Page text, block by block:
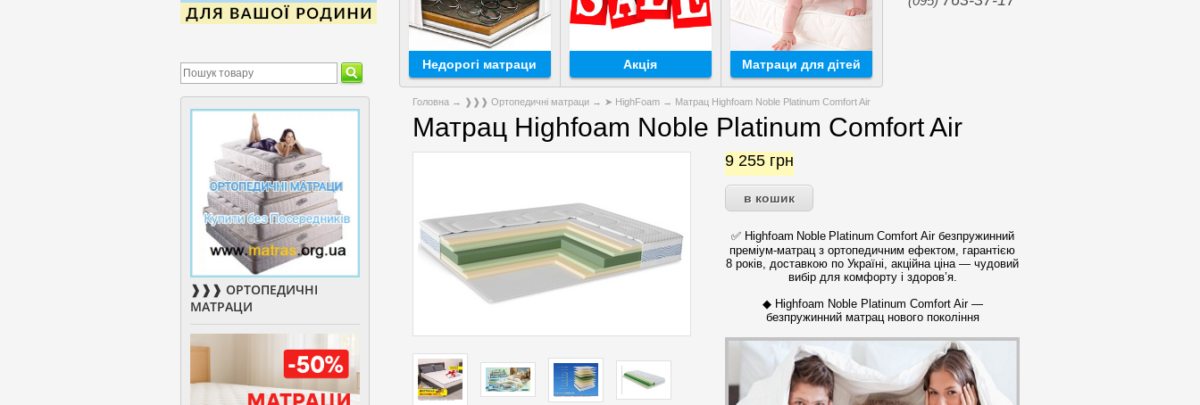
Недорогі матраци Акція Матраци для дітей
Головна → ❱❱❱ Ортопедичні матраци → ➤ HighFoam → Матрац Highfoam Noble Platinum Comfort Air
Матрац Highfoam Noble Platinum Comfort Air
9 255 грн
✅ Highfoam Noble Platinum Comfort Air безпружинний
преміум-матрац з ортопедичним ефектом, гарантією
8 років, доставкою по Україні, акційна ціна — чудовий
вибір для комфорту і здоров’я.
◆ Highfoam Noble Platinum Comfort Air —
безпружинний матрац нового покоління
❱❱❱ ОРТОПЕДИЧНІ
МАТРАЦИ